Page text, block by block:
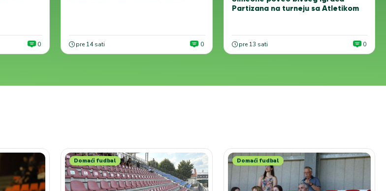
0 pre 14 sati 0
Partizana na turneju sa Atletikom
pre 13 sati 0
Domaći fudbal Domaći fudbal